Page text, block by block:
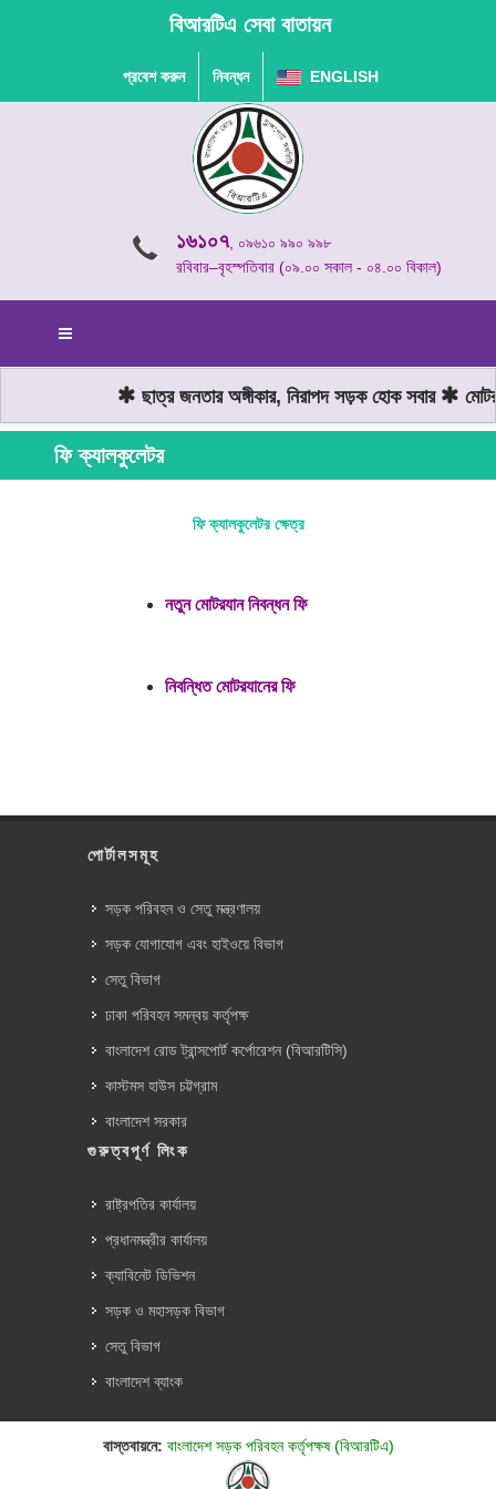
বিআরটিএ সেবা বাতায়ন
প্রবেশ করুন নিবন্ধন ENGLISH
১৬১০৭, ০৯৬১০ ৯৯০ ৯৯৮
রবিবার–বৃহস্পতিবার (০৯.০০ সকাল - ০৪.০০ বিকাল)
ছাত্র জনতার অঙ্গীকার, নিরাপদ সড়ক হোক সবার
ফি ক্যালকুলেটর
ফি ক্যালকুলেটর ক্ষেত্র
নতুন মোটরযান নিবন্ধন ফি
নিবন্ধিত মোটরযানের ফি
পোর্টালসমূহ
সড়ক পরিবহন ও সেতু মন্ত্রণালয়
সড়ক যোগাযোগ এবং হাইওয়ে বিভাগ
সেতু বিভাগ
ঢাকা পরিবহন সমন্বয় কর্তৃপক্ষ
বাংলাদেশ রোড ট্রান্সপোর্ট কর্পোরেশন (বিআরটিসি)
কাস্টমস হাউস চট্টগ্রাম
বাংলাদেশ সরকার
গুরুত্বপূর্ণ লিংক
রাষ্ট্রপতির কার্যালয়
প্রধানমন্ত্রীর কার্যালয়
ক্যাবিনেট ডিভিশন
সড়ক ও মহাসড়ক বিভাগ
সেতু বিভাগ
বাংলাদেশ ব্যাংক
বাস্তবায়নে: বাংলাদেশ সড়ক পরিবহন কর্তৃপক্ষ (বিআরটিএ)